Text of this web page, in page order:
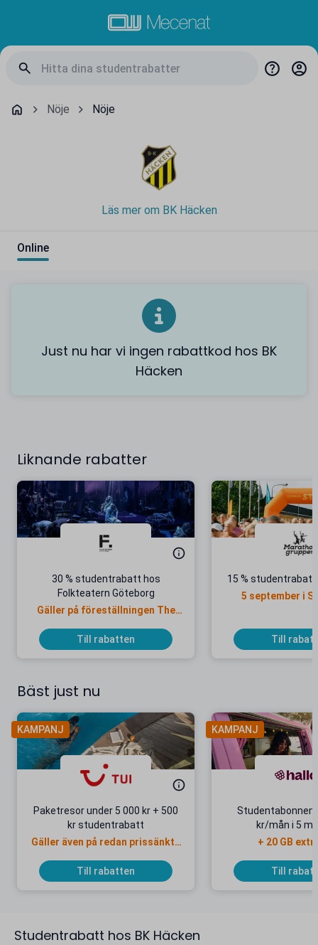
Nöje Nöje
Läs mer om BK Häcken
Online
Just nu har vi ingen rabattkod hos BK
Häcken
Studentrabatt hos BK Häcken
Liknande rabatter
30 % studentrabatt hos
Folkteatern Göteborg
Gäller på föreställningen The
Till rabatten
15 % studentrabatt
5 september i
Till
Bäst just nu
KAMPANJ
Paketresor under 5 000 kr + 500
kr studentrabatt
Gäller även på redan prissänkta
Till rabatten
KAMPANJ
kr/mån i 5
+ 20 GB
Till